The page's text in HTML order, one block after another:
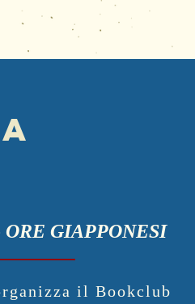
ORE GIAPPONESI
il Bookclub